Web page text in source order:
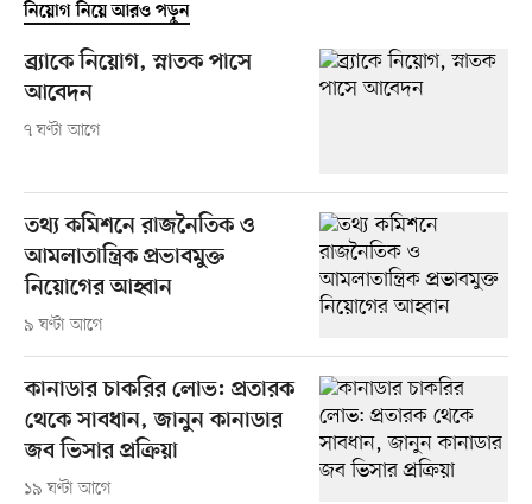
নিয়োগ নিয়ে আরও পড়ুন
ব্র্যাকে নিয়োগ, স্নাতক পাসে
আবেদন
৭ ঘণ্টা আগে
তথ্য কমিশনে রাজনৈতিক ও
আমলাতান্ত্রিক প্রভাবমুক্ত
নিয়োগের আহ্বান
৯ ঘণ্টা আগে
কানাডার চাকরির লোভ: প্রতারক
থেকে সাবধান, জানুন কানাডার
জব ভিসার প্রক্রিয়া
১৯ ঘণ্টা আগে